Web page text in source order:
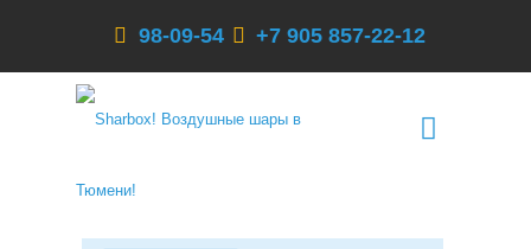
98-09-54 +7 905 857-22-12